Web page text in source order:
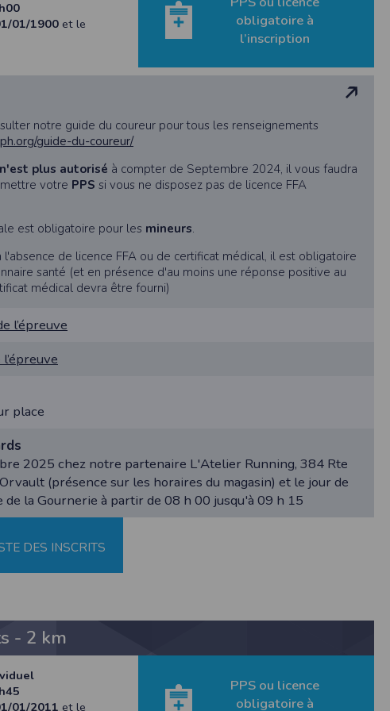
01/1900 et le
obligatoire à
l’inscription
notre guide du coureur pour tous les renseignements
guide-du-coureur/
n'est plus autorisé à compter de Septembre 2024, il vous faudra
votre PPS si vous ne disposez pas de licence FFA
est obligatoire pour les mineurs.
l'absence de licence FFA ou de certificat médical, il est obligatoire
santé (et en présence d'au moins une réponse positive au
médical devra être fourni)
l’épreuve
place
2025 chez notre partenaire L'Atelier Running, 384 Rte
(présence sur les horaires du magasin) et le jour de
de la Gournerie à partir de 08 h 00 jusqu'à 09 h 15
DES INSCRITS
- 2 km
01/2011 et le
PPS ou licence
obligatoire à
et de rectification aux informations qui vous
motifs légitimes, vous opposer au traitement des
à notre politique de confidentialité,
fin au suivi de la localisation de votre appareil,
photo dans la galerie. Nous recueillons des
collectée.
from the photos you share. This app